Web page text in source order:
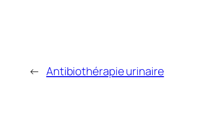
← Antibiothérapie urinaire